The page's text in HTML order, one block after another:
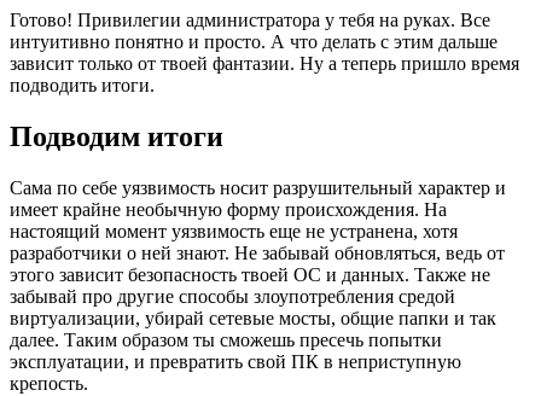
Готово! Привилегии администратора у тебя на руках. Все
интуитивно понятно и просто. А что делать с этим дальше
зависит только от твоей фантазии. Ну а теперь пришло время
подводить итоги.
Подводим итоги
Сама по себе уязвимость носит разрушительный характер и
имеет крайне необычную форму происхождения. На
настоящий момент уязвимость еще не устранена, хотя
разработчики о ней знают. Не забывай обновляться, ведь от
этого зависит безопасность твоей ОС и данных. Также не
забывай про другие способы злоупотребления средой
виртуализации, убирай сетевые мосты, общие папки и так
далее. Таким образом ты сможешь пресечь попытки
эксплуатации, и превратить свой ПК в неприступную
крепость.